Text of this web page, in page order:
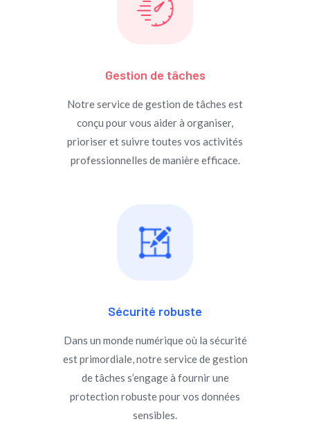
Gestion de tâches
Notre service de gestion de tâches est
conçu pour vous aider à organiser,
prioriser et suivre toutes vos activités
professionnelles de manière efficace.
Sécurité robuste
Dans un monde numérique où la sécurité
est primordiale, notre service de gestion
de tâches s’engage à fournir une
protection robuste pour vos données
sensibles.